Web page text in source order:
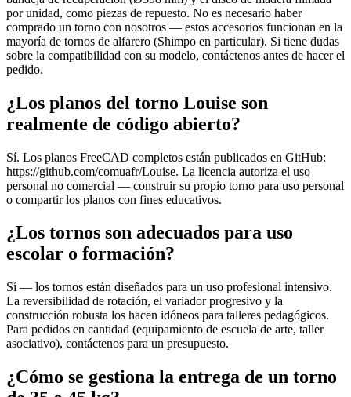
por unidad, como piezas de repuesto. No es necesario haber
comprado un torno con nosotros — estos accesorios funcionan en la
mayoría de tornos de alfarero (Shimpo en particular). Si tiene dudas
sobre la compatibilidad con su modelo, contáctenos antes de hacer el
pedido.
¿Los planos del torno Louise son
realmente de código abierto?
Sí. Los planos FreeCAD completos están publicados en GitHub:
https://github.com/comuafr/Louise. La licencia autoriza el uso
personal no comercial — construir su propio torno para uso personal
o compartir los planos con fines educativos.
¿Los tornos son adecuados para uso
escolar o formación?
Sí — los tornos están diseñados para un uso profesional intensivo.
La reversibilidad de rotación, el variador progresivo y la
construcción robusta los hacen idóneos para talleres pedagógicos.
Para pedidos en cantidad (equipamiento de escuela de arte, taller
asociativo), contáctenos para un presupuesto.
¿Cómo se gestiona la entrega de un torno